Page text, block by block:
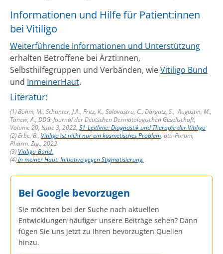
Informationen und Hilfe für Patient:innen
bei Vitiligo
Weiterführende Informationen und Unterstützung
erhalten Betroffene bei Ärzti:nnen,
Selbsthilfegruppen und Verbänden, wieVitiligo Bund
und InmeinerHaut.
Literatur:
(1) Böhm, M., Schunter, J.A., Fritz, K., Salavastru, C., Dargatz, S., Augustin, M.,
Tanew, A., DDG: Journal der Deutschen Dermatologischen Gesellschaft,
Volume 20, Issue 3, 2022, S1-Leitlinie: Diagnostik und Therapie der Vitiligo
(2) Erbe, B., Vitiligo ist nicht nur ein kosmetisches Problem, pta-Forum,
Pharm. Ztg., 2022
(3) Vitiligo-Bund.
(4)In meiner Haut: Initiative gegen Stigmatisierung.
Bei Google bevorzugen
Sie möchten bei der Suche nach aktuellen
Entwicklungen häufiger unsere Beiträge sehen? Dann
fügen Sie uns jetzt zu Ihren bevorzugten Quellen
hinzu.